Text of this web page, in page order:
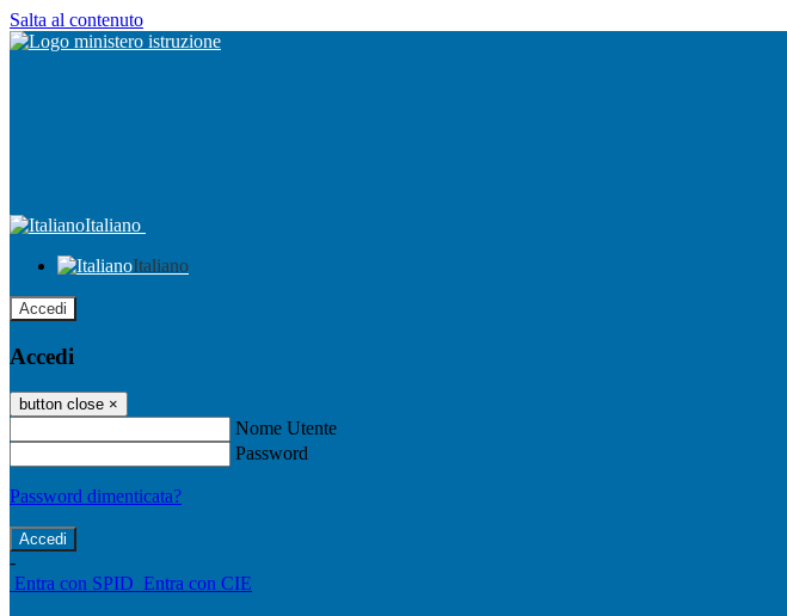
Salta al contenuto
Italiano
Italiano
Accedi
Accedi
button close ×
Nome Utente
Password
Password dimenticata?
-
Entra con SPID Entra con CIE